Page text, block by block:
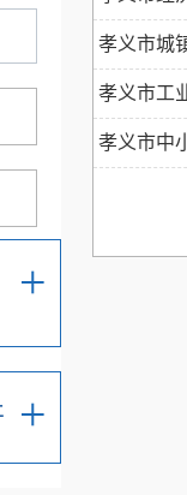
+
+
孝义市城
孝义市工
孝义市中